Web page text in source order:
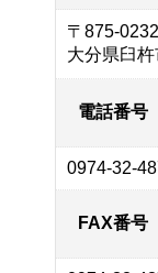
〒875-0232
大分県臼
電話番号
0974-32-
FAX番号